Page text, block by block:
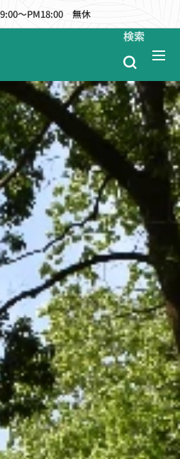
～PM18:00 無休
検索